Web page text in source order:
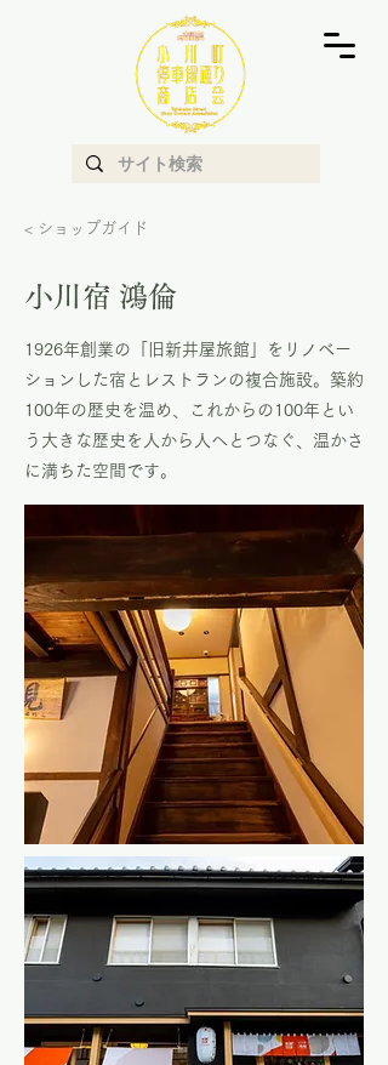
< ショップガイド
小川宿 鴻倫
1926年創業の「旧新井屋旅館」をリノベー
ションした宿とレストランの複合施設。築約
100年の歴史を温め、これからの100年とい
う大きな歴史を人から人へとつなぐ、温かさ
に満ちた空間です。